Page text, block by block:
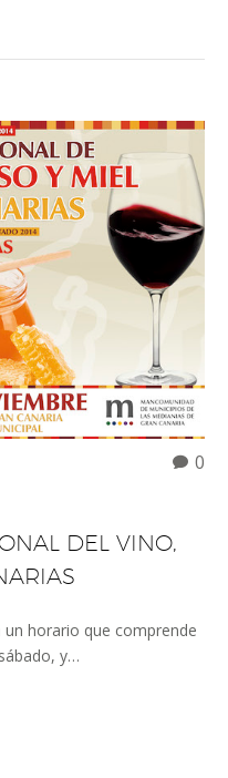
0
DEL VINO,
horario que comprende
y…